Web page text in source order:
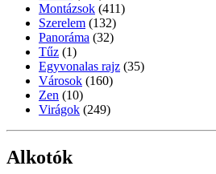
Montázsok (411)
Szerelem (132)
Panoráma (32)
Tűz (1)
Egyvonalas rajz (35)
Városok (160)
Zen (10)
Virágok (249)
Alkotók